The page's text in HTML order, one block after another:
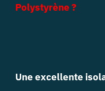
Polystyrène ?
Une excellente